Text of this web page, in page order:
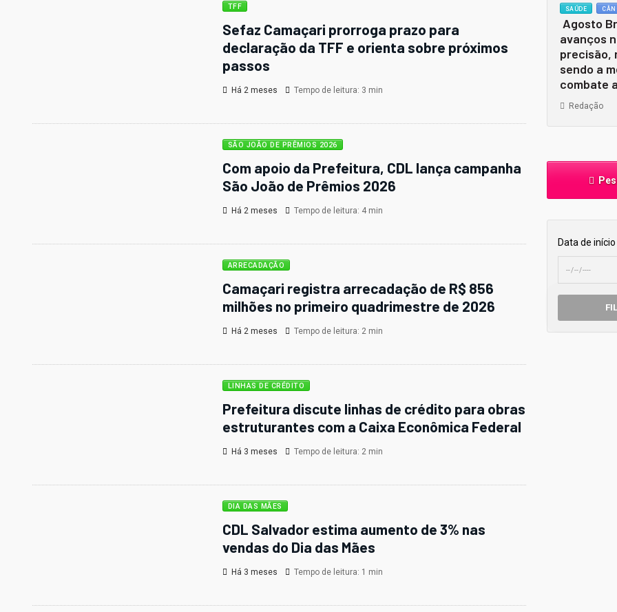
TFF
Sefaz Camaçari prorroga prazo para
declaração da TFF e orienta sobre próximos
passos
Há 2 meses Tempo de leitura: 3 min
SÃO JOÃO DE PRÊMIOS 2026
Com apoio da Prefeitura, CDL lança campanha
São João de Prêmios 2026
Há 2 meses Tempo de leitura: 4 min
ARRECADAÇÃO
Camaçari registra arrecadação de R$ 856
milhões no primeiro quadrimestre de 2026
Há 2 meses Tempo de leitura: 2 min
LINHAS DE CRÉDITO
Prefeitura discute linhas de crédito para obras
estruturantes com a Caixa Econômica Federal
Há 3 meses Tempo de leitura: 2 min
DIA DAS MÃES
CDL Salvador estima aumento de 3% nas
vendas do Dia das Mães
Há 3 meses Tempo de leitura: 1 min
SAÚDE
Agosto
avanços
precisão,
sendo a
combate
Redação
Data de início